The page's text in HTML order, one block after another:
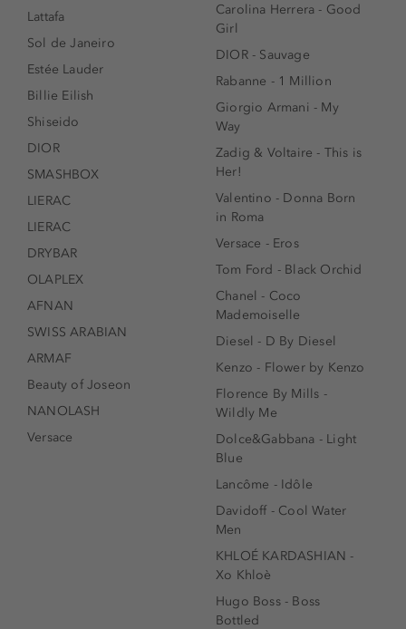
Lattafa
Sol de Janeiro
Estée Lauder
Billie Eilish
Shiseido
DIOR
SMASHBOX
LIERAC
LIERAC
DRYBAR
OLAPLEX
AFNAN
SWISS ARABIAN
ARMAF
Beauty of Joseon
NANOLASH
Versace
Carolina Herrera - Good
Girl
DIOR - Sauvage
Rabanne - 1 Million
Giorgio Armani - My
Way
Zadig & Voltaire - This is
Her!
Valentino - Donna Born
in Roma
Versace - Eros
Tom Ford - Black Orchid
Chanel - Coco
Mademoiselle
Diesel - D By Diesel
Kenzo - Flower by Kenzo
Florence By Mills -
Wildly Me
Dolce&Gabbana - Light
Blue
Lancôme - Idôle
Davidoff - Cool Water
Men
KHLOÉ KARDASHIAN -
Xo Khloè
Hugo Boss - Boss
Bottled